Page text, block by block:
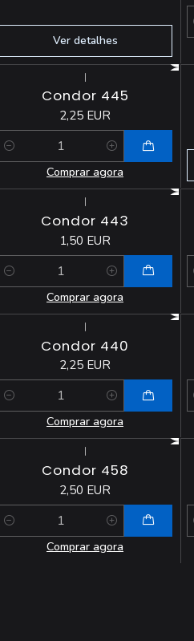
Ver detalhes
|
Condor 445
2,25 EUR
Comprar agora
|
Condor 443
1,50 EUR
Comprar agora
|
Condor 440
2,25 EUR
Comprar agora
|
Condor 458
2,50 EUR
Comprar agora